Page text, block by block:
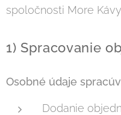
spoločnosti More
1) Spracovanie
Osobné údaje
Dodanie